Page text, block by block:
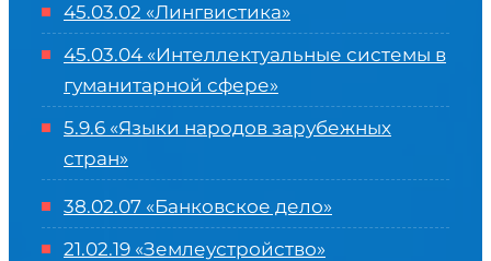
45.03.02 «Лингвистика»
45.03.04 «Интеллектуальные системы в
гуманитарной сфере»
5.9.6 «Языки народов зарубежных
стран»
38.02.07 «Банковское дело»
21.02.19 «Землеустройство»